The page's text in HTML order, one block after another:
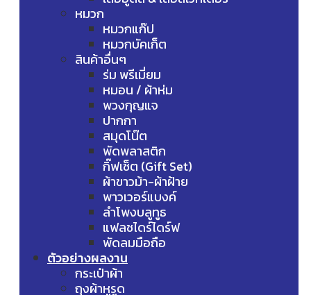
หมวก
หมวกแก๊ป
หมวกบัคเก็ต
สินค้าอื่นๆ
ร่ม พรีเมี่ยม
หมอน / ผ้าห่ม
พวงกุญแจ
ปากกา
สมุดโน๊ต
พัดพลาสติก
กิ๊ฟเซ็ต (Gift Set)
ผ้าขาวม้า-ผ้าฝ้าย
พาวเวอร์แบงค์
ลำโพงบลูทูธ
แฟลชไดร์ไดร์ฟ
พัดลมมือถือ
ตัวอย่างผลงาน
กระเป๋าผ้า
ถุงผ้าหูรูด